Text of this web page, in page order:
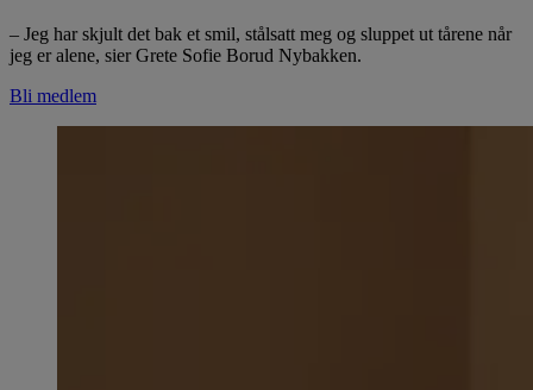
– Jeg har skjult det bak et smil, stålsatt meg og sluppet ut tårene når
jeg er alene, sier Grete Sofie Borud Nybakken.
Bli medlem